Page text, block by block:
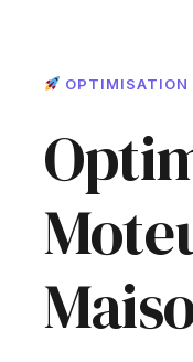
OPTIMISATION